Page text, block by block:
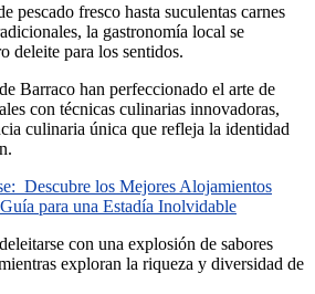
pescado fresco hasta suculentas carnes
la gastronomía local se
deleite para los sentidos.
Barraco han perfeccionado el arte de
con técnicas culinarias innovadoras,
culinaria única que refleja la identidad
Descubre los Mejores Alojamientos
para una Estadía Inolvidable
con una explosión de sabores
exploran la riqueza y diversidad de